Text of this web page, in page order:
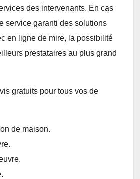
des intervenants. En cas
service garanti des solutions
en ligne de mire, la possibilité
prestataires au plus grand
gratuits pour tous vos de
de maison.